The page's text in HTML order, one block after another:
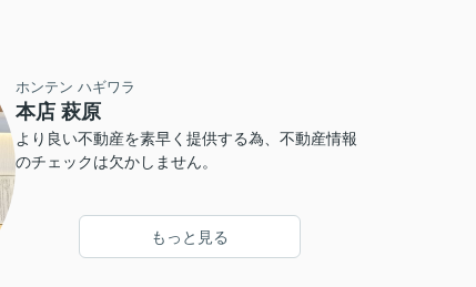
ホンテン ハギワラ
本店 萩原
より良い不動産を素早く提供する為、不動産情報
のチェックは欠かしません。
もっと見る